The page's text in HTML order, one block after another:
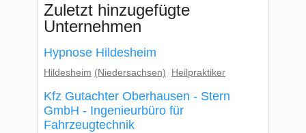
Zuletzt hinzugefügte
Unternehmen
Hypnose Hildesheim
Hildesheim (Niedersachsen) Heilpraktiker
Kfz Gutachter Oberhausen - Stern
GmbH - Ingenieurbüro für
Fahrzeugtechnik